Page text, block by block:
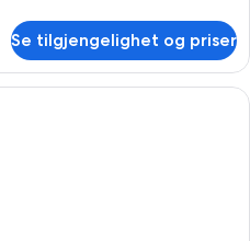
Se tilgjengelighet og priser
Sengetøy av topp kvalitet, minibar,